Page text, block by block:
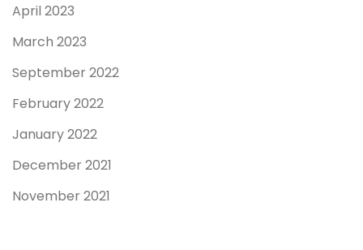
April 2023
March 2023
September 2022
February 2022
January 2022
December 2021
November 2021